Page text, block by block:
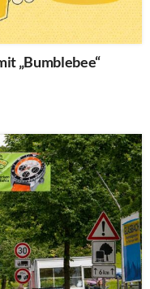
„Bumblebee“